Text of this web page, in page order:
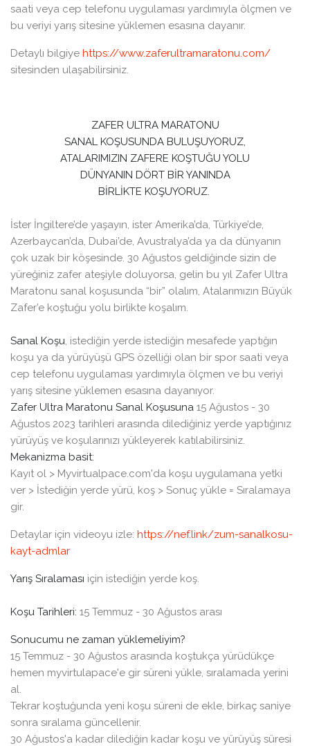
saati veya cep telefonu uygulaması yardımıyla ölçmen ve
bu veriyi yarış sitesine yüklemen esasına dayanır.
Detaylı bilgiye https://www.zaferultramaratonu.com/
sitesinden ulaşabilirsiniz.
ZAFER ULTRA MARATONU
SANAL KOŞUSUNDA BULUŞUYORUZ,
ATALARIMIZIN ZAFERE KOŞTUĞU YOLU
DÜNYANIN DÖRT BİR YANINDA
BİRLİKTE KOŞUYORUZ.
İster İngiltere’de yaşayın, ister Amerika’da, Türkiye’de,
Azerbaycan’da, Dubai’de, Avustralya’da ya da dünyanın
çok uzak bir köşesinde. 30 Ağustos geldiğinde sizin de
yüreğiniz zafer ateşiyle doluyorsa, gelin bu yıl Zafer Ultra
Maratonu sanal koşusunda “bir” olalım, Atalarımızın Büyük
Zafer’e koştuğu yolu birlikte koşalım.
Sanal Koşu, istediğin yerde istediğin mesafede yaptığın
koşu ya da yürüyüşü GPS özelliği olan bir spor saati veya
cep telefonu uygulaması yardımıyla ölçmen ve bu veriyi
yarış sitesine yüklemen esasına dayanıyor.
Zafer Ultra Maratonu Sanal Koşusuna 15 Ağustos - 30
Ağustos 2023 tarihleri arasında dilediğiniz yerde yaptığınız
yürüyüş ve koşularınızı yükleyerek katılabilirsiniz.
Mekanizma basit:
Kayıt ol > Myvirtualpace.com'da koşu uygulamana yetki
ver > İstediğin yerde yürü, koş > Sonuç yükle = Sıralamaya
gir.
Detaylar için videoyu izle: https://nef.link/zum-sanalkosu-
kayt-admlar
Yarış Sıralaması için istediğin yerde koş.
Koşu Tarihleri: 15 Temmuz - 30 Ağustos arası
Sonucumu ne zaman yüklemeliyim?
15 Temmuz - 30 Ağustos arasında koştukça yürüdükçe
hemen myvirtulapace'e gir süreni yükle, sıralamada yerini
al.
Tekrar koştuğunda yeni koşu süreni de ekle, birkaç saniye
sonra sıralama güncellenir.
30 Ağustos'a kadar dilediğin kadar koşu ve yürüyüş süresi